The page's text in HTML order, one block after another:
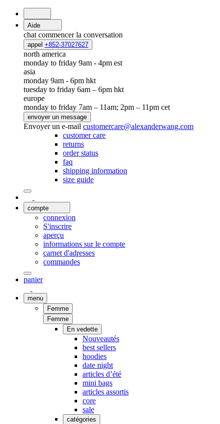
Aide
chat commencer la conversation
appel +852-37027627
north america
monday to friday 9am - 4pm est
asia
monday 9am - 6pm hkt
tuesday to friday 6am – 6pm hkt
europe
monday to friday 7am – 11am; 2pm – 11pm cet
envoyer un message
Envoyer un e-mail customercare@alexanderwang.com
customer care
returns
order status
faq
shipping information
size guide
compte
connexion
S'inscrire
aperçu
informations sur le compte
carnet d'adresses
commandes
panier
menu
Femme
Femme
En vedette
Nouveautés
best sellers
hoodies
date night
articles d’été
mini bags
articles assortis
core
sale
catégories